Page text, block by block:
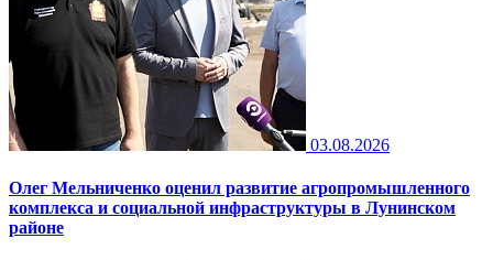
03.08.2026
Олег Мельниченко оценил развитие агропромышленного
комплекса и социальной инфраструктуры в Лунинском
районе